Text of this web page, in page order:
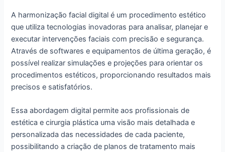
A harmonização facial digital é um procedimento estético
que utiliza tecnologias inovadoras para analisar, planejar e
executar intervenções faciais com precisão e segurança.
Através de softwares e equipamentos de última geração, é
possível realizar simulações e projeções para orientar os
procedimentos estéticos, proporcionando resultados mais
precisos e satisfatórios.
Essa abordagem digital permite aos profissionais de
estética e cirurgia plástica uma visão mais detalhada e
personalizada das necessidades de cada paciente,
possibilitando a criação de planos de tratamento mais